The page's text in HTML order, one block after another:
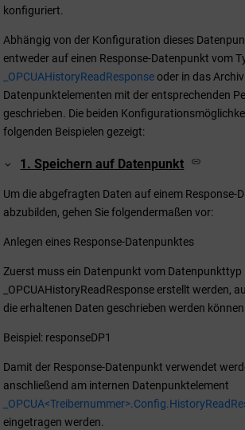
konfiguriert.
Abhängig von der Konfiguration dieses
entweder auf einen Response-Datenpunkt vom
_OPCUAHistoryReadResponseoder in das
Datenpunktelementen mit der entsprechenden
geschrieben. Die beiden
folgenden Beispielen gezeigt:
1. Speichern auf Datenpunkt
Um die abgefragten Daten auf einem Response-
abzubilden, gehen Sie folgendermaßen vor:
Anlegen eines Response-Datenpunktes
Zuerst muss ein Datenpunkt vom Datenpunkttyp
_OPCUAHistoryReadResponse erstellt werden,
die erhaltenen Daten geschrieben werden können.
Beispiel: responseDP1
Damit der Response-Datenpunkt verwendet
anschließend am internen Datenpunktelement
eingetragen werden.